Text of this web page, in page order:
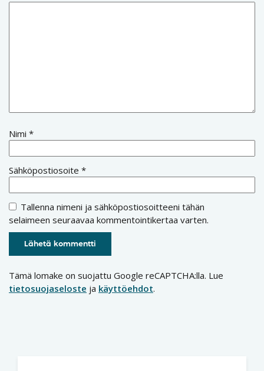
Nimi *
Sähköpostiosoite *
Tallenna nimeni ja sähköpostiosoitteeni tähän
selaimeen seuraavaa kommentointikertaa varten.
Tämä lomake on suojattu Google reCAPTCHA:lla. Lue
tietosuojaseloste ja käyttöehdot.